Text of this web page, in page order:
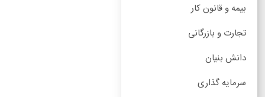
بیمه و قانون کار
تجارت و بازرگانی
دانش بنیان
سرمایه گذاری